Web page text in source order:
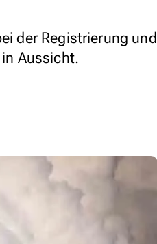
der Registrierung und
Aussicht.